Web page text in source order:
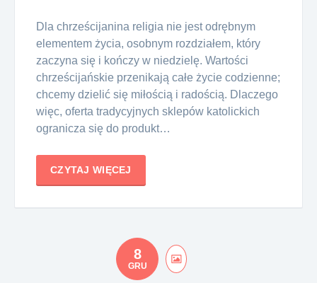
Dla chrześcijanina religia nie jest odrębnym
elementem życia, osobnym rozdziałem, który
zaczyna się i kończy w niedzielę. Wartości
chrześcijańskie przenikają całe życie codzienne;
chcemy dzielić się miłością i radością. Dlaczego
więc, oferta tradycyjnych sklepów katolickich
ogranicza się do produkt…
CZYTAJ WIĘCEJ
8
GRU